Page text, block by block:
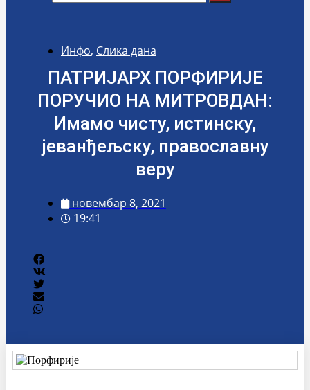
Инфо, Слика дана
ПАТРИЈАРХ ПОРФИРИЈЕ
ПОРУЧИО НА МИТРОВДАН:
Имамо чисту, истинску,
јеванђељску, православну
веру
новембар 8, 2021
19:41